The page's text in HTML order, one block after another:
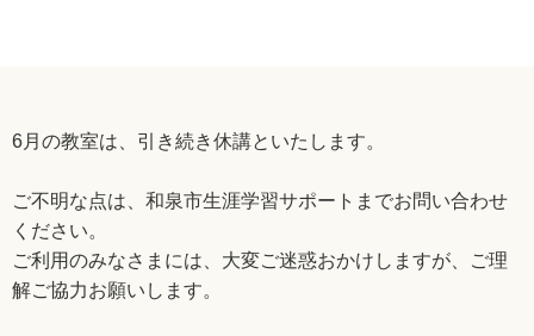
6月の教室は、引き続き休講といたします。
ご不明な点は、和泉市生涯学習サポートまでお問い合わせ
ください。
ご利用のみなさまには、大変ご迷惑おかけしますが、ご理
解ご協力お願いします。